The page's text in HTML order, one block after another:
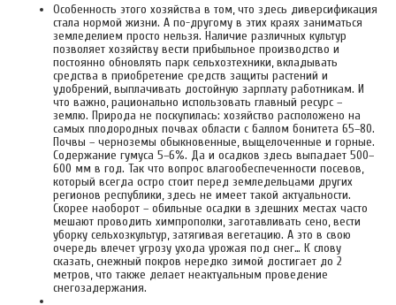
Особенность этого хозяйства в том, что здесь диверсификация
стала нормой жизни. А по-другому в этих краях заниматься
земледелием просто нельзя. Наличие различных культур
позволяет хозяйству вести прибыльное производство и
постоянно обновлять парк сельхозтехники, вкладывать
средства в приобретение средств защиты растений и
удобрений, выплачивать достойную зарплату работникам. И
что важно, рационально использовать главный ресурс –
землю. Природа не поскупилась: хозяйство расположено на
самых плодородных почвах области с баллом бонитета 65–80.
Почвы – черноземы обыкновенные, выщелоченные и горные.
Содержание гумуса 5–6%. Да и осадков здесь выпадает 500–
600 мм в год. Так что вопрос влагообеспеченности посевов,
который всегда остро стоит перед земледельцами других
регионов республики, здесь не имеет такой актуальности.
Скорее наоборот – обильные осадки в здешних местах часто
мешают проводить химпрополки, заготавливать сено, вести
уборку сельхозкультур, затягивая вегетацию. А это в свою
очередь влечет угрозу ухода урожая под снег… К слову
сказать, снежный покров нередко зимой достигает до 2
метров, что также делает неактуальным проведение
снегозадержания.